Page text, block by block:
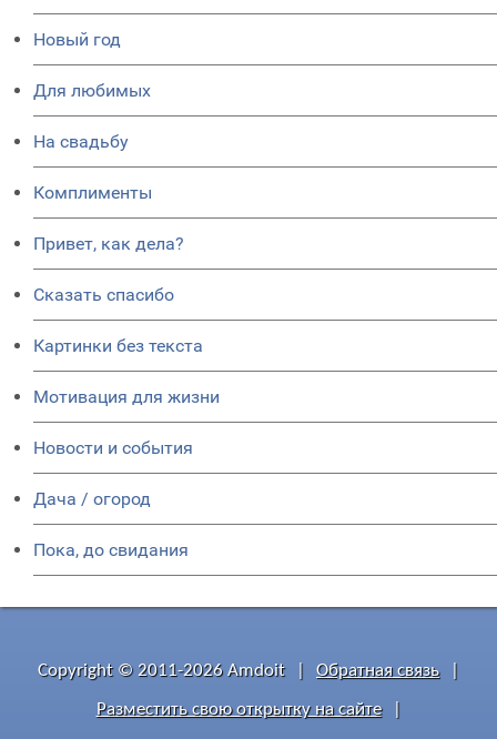
Новый год
Для любимых
На свадьбу
Комплименты
Привет, как дела?
Сказать спасибо
Картинки без текста
Мотивация для жизни
Новости и события
Дача / огород
Пока, до свидания
Copyright © 2011-2026 Amdoit Обратная связь
Разместить свою открытку на сайте